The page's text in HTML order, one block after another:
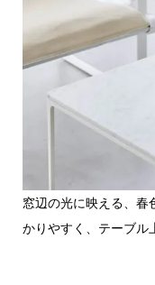
窓辺の光に映える、春
かりやすく、テーブル